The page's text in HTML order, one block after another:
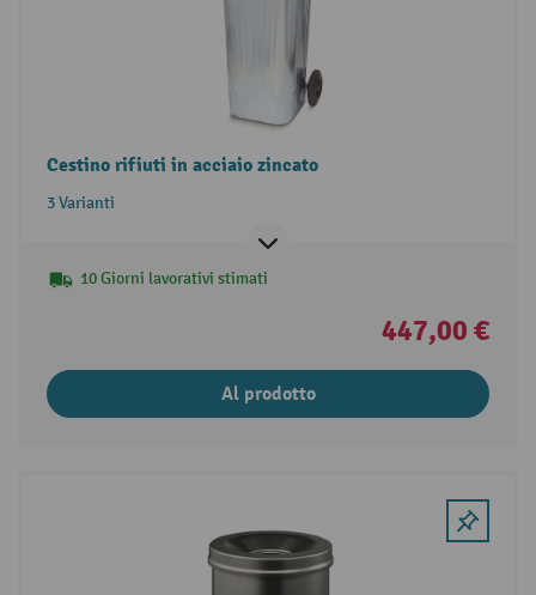
Cestino rifiuti in acciaio zincato
3 Varianti
10 Giorni lavorativi stimati
447,00 €
Al prodotto